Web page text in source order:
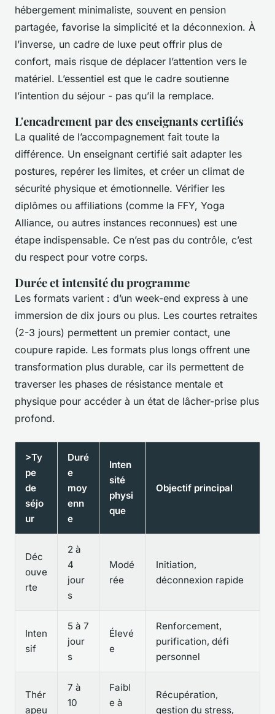
hébergement minimaliste, souvent en pension
partagée, favorise la simplicité et la déconnexion. À
l’inverse, un cadre de luxe peut offrir plus de
confort, mais risque de déplacer l’attention vers le
matériel. L’essentiel est que le cadre soutienne
l’intention du séjour - pas qu’il la remplace.
L'encadrement par des enseignants certifiés
La qualité de l’accompagnement fait toute la
différence. Un enseignant certifié sait adapter les
postures, repérer les limites, et créer un climat de
sécurité physique et émotionnelle. Vérifier les
diplômes ou affiliations (comme la FFY, Yoga
Alliance, ou autres instances reconnues) est une
étape indispensable. Ce n’est pas du contrôle, c’est
du respect pour votre corps.
Durée et intensité du programme
Les formats varient : d’un week-end express à une
immersion de dix jours ou plus. Les courtes retraites
(2-3 jours) permettent un premier contact, une
coupure rapide. Les formats plus longs offrent une
transformation plus durable, car ils permettent de
traverser les phases de résistance mentale et
physique pour accéder à un état de lâcher-prise plus
profond.
>Ty
pe
de
séjo
ur
Duré
e
moy
enn
e
Inten
sité
physi
que
Objectif principal
Déc
ouve
rte
2 à
4
jour
s
Modé
rée
Initiation,
déconnexion rapide
Inten
sif
5 à 7
jour
s
Élevé
e
Renforcement,
purification, défi
personnel
Thér
apeu
7 à
10
Faibl
e à
Récupération,
gestion du stress,